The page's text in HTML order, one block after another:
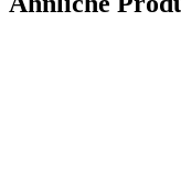
​Auf das feuchte Haar